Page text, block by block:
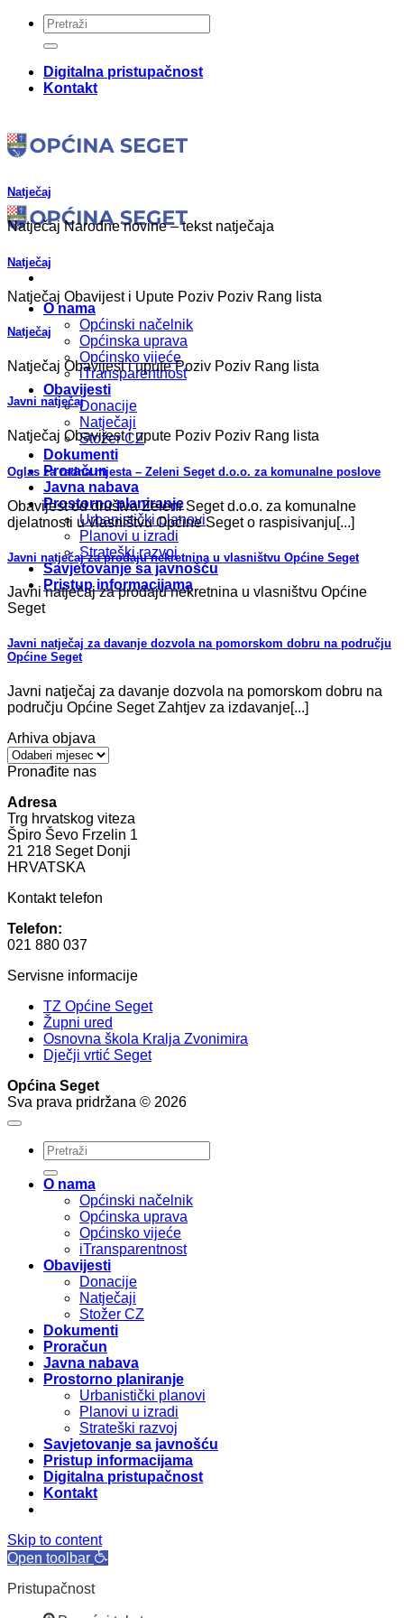
Skip
content
Digitalna pristupačnost
Kontakt
O nama
Općinski načelnik
Općinska uprava
Općinsko vijeće
iTransparentnost
Obavijesti
Donacije
Natječaji
Stožer CZ
Dokumenti
Proračun
Javna nabava
Prostorno planiranje
Urbanistički planovi
Planovi u izradi
Strateški razvoj
Savjetovanje sa javnošću
Pristup informacijama
Natječaj
Natječaj Narodne novine – tekst natječaja
Natječaj
Natječaj Obavijest i Upute Poziv Poziv Rang lista
Natječaj
Natječaj Obavijest i upute Poziv Poziv Rang lista
Javni natječaj
Natječaj Obavijest i upute Poziv Poziv Rang lista
Oglas za radna mjesta – Zeleni Seget d.o.o. za komunalne poslove
Obavijest od društva Zeleni Seget d.o.o. za komunalne
djelatnosti u vlasništvu Općine Seget o raspisivanju[...]
Javni natječaj za prodaju nekretnina u vlasništvu Općine Seget
Javni natječaj za prodaju nekretnina u vlasništvu Općine
Seget
Javni natječaj za davanje dozvola na pomorskom dobru na području
Općine Seget
Javni natječaj za davanje dozvola na pomorskom dobru na
području Općine Seget Zahtjev za izdavanje[...]
Arhiva objava
Arhiva
objava
Pronađite nas
Adresa
Trg hrvatskog viteza
Špiro Ševo Frzelin 1
21 218 Seget Donji
HRVATSKA
Kontakt telefon
Telefon:
021 880 037
Servisne informacije
TZ Općine Seget
Župni ured
Osnovna škola Kralja Zvonimira
Dječji vrtić Seget
Općina Seget
Sva prava pridržana © 2026
O nama
Općinski načelnik
Općinska uprava
Općinsko vijeće
iTransparentnost
Obavijesti
Donacije
Natječaji
Stožer CZ
Dokumenti
Proračun
Javna nabava
Prostorno planiranje
Urbanistički planovi
Planovi u izradi
Strateški razvoj
Savjetovanje sa javnošću
Pristup informacijama
Digitalna pristupačnost
Kontakt
Skip to content
Open toolbar
Pristupačnost